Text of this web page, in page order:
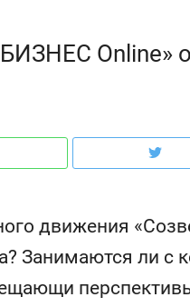
Online»
движения
Занимаются ли с